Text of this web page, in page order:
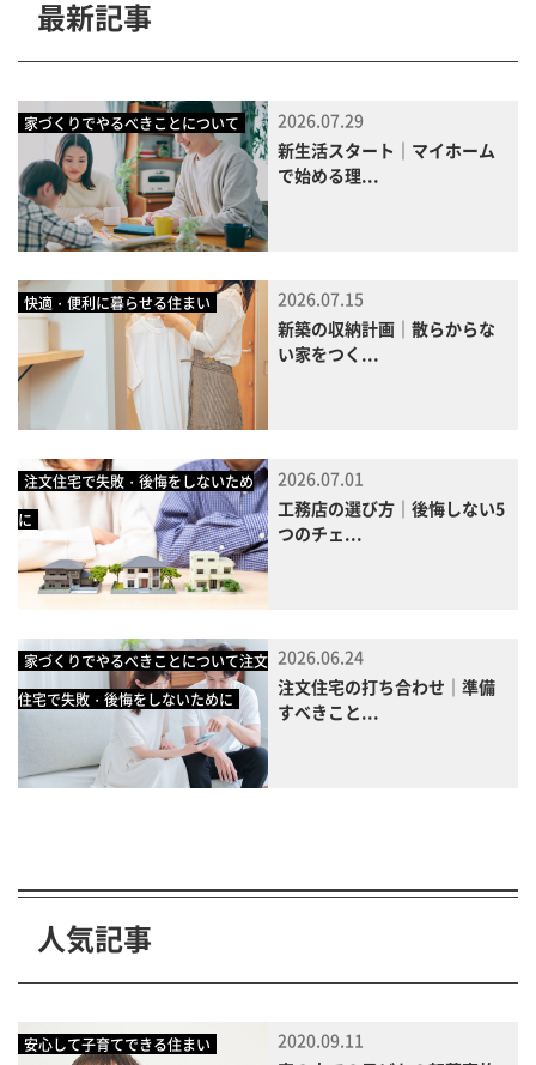
最新記事
家づくりでやるべきことについて
2026.07.29
新生活スタート｜マイホーム
で始める理...
快適・便利に暮らせる住まい
2026.07.15
新築の収納計画｜散らからな
い家をつく...
注文住宅で失敗・後悔をしないため
に
2026.07.01
工務店の選び方｜後悔しない5
つのチェ...
家づくりでやるべきことについて注文
住宅で失敗・後悔をしないために
2026.06.24
注文住宅の打ち合わせ｜準備
すべきこと...
人気記事
安心して子育てできる住まい
2020.09.11